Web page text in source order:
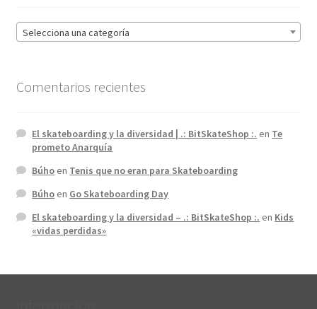
Selecciona una categoría
Comentarios recientes
El skateboarding y la diversidad | .: BitSkateShop :. en Te
prometo Anarquía
Búhoen Tenis que no eran para Skateboarding
Búhoen Go Skateboarding Day
El skateboarding y la diversidad – .: BitSkateShop :. en Kids
«vidas perdidas»